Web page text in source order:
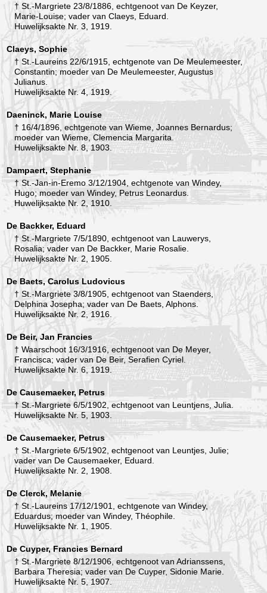
† St.-Margriete 23/8/1886, echtgenoot van De Keyzer,
Marie-Louise; vader van Claeys, Eduard.
Huwelijksakte Nr. 3, 1919.
Claeys, Sophie
† St.-Laureins 22/6/1915, echtgenote van De Meulemeester,
Constantin; moeder van De Meulemeester, Augustus
Julianus.
Huwelijksakte Nr. 4, 1919.
Daeninck, Marie Louise
† 16/4/1896, echtgenote van Wieme, Joannes Bernardus;
moeder van Wieme, Clemencia Margarita.
Huwelijksakte Nr. 8, 1903.
Dampaert, Stephanie
† St.-Jan-in-Eremo 3/12/1904, echtgenote van Windey,
Hugo; moeder van Windey, Petrus Leonardus.
Huwelijksakte Nr. 2, 1910.
De Backker, Eduard
† St.-Margriete 7/5/1890, echtgenoot van Lauwerys,
Rosalia; vader van De Backker, Marie Rosalie.
Huwelijksakte Nr. 2, 1905.
De Baets, Carolus Ludovicus
† St.-Margriete 3/8/1905, echtgenoot van Staenders,
Delphina Josepha; vader van De Baets, Alphons.
Huwelijksakte Nr. 2, 1916.
De Beir, Jan Francies
† Waarschoot 16/3/1916, echtgenoot van De Meyer,
Francisca; vader van De Beir, Serafien Cyriel.
Huwelijksakte Nr. 6, 1919.
De Causemaeker, Petrus
† St.-Margriete 6/5/1902, echtgenoot van Leuntjens, Julia.
Huwelijksakte Nr. 5, 1903.
De Causemaeker, Petrus
† St.-Margriete 6/5/1902, echtgenoot van Leuntjes, Julie;
vader van De Causemaeker, Eduard.
Huwelijksakte Nr. 2, 1908.
De Clerck, Melanie
† St.-Laureins 17/12/1901, echtgenote van Windey,
Eduardus; moeder van Windey, Théophile.
Huwelijksakte Nr. 1, 1905.
De Cuyper, Francies Bernard
† St.-Margriete 8/12/1906, echtgenoot van Adrianssens,
Barbara Theresia; vader van De Cuyper, Sidonie Marie.
Huwelijksakte Nr. 5, 1907.